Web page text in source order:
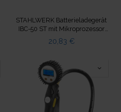
STAHLWERK Batterieladegerät
IBC-50 ST mit Mikroprozessor
und 4 Lademodi
20,83 €